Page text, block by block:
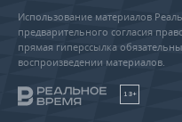
Использование материалов
предварительного согласия
прямая гиперссылка
воспроизведении материалов.
18+